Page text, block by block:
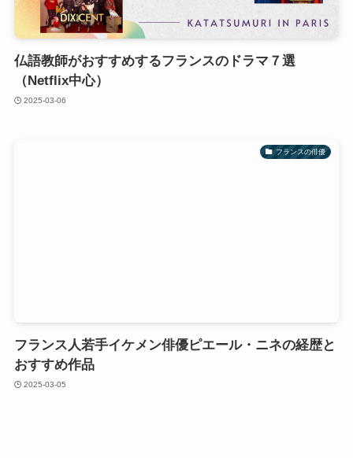
仏語教師がおすすめするフランスのドラマ７選
（Netflix中心）
2025-03-06
フランスの俳優
フランス人若手イケメン俳優ピエール・ニネの経歴と
おすすめ作品
2025-03-05